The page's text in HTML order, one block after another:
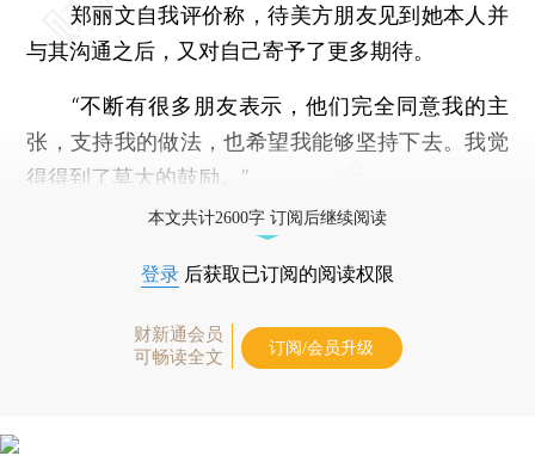
郑丽文自我评价称，待美方朋友见到她本人并
与其沟通之后，又对自己寄予了更多期待。
“不断有很多朋友表示，他们完全同意我的主
张，支持我的做法，也希望我能够坚持下去。我觉
得得到了莫大的鼓励。”
本文共计2600字 订阅后继续阅读
登录 后获取已订阅的阅读权限
财新通会员
可畅读全文
订阅/会员升级